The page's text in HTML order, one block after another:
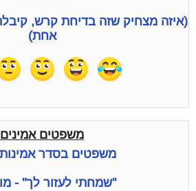
אחת)
משפטים אמינים
משפטים בסדר
"שמחתי לעזור לך" -